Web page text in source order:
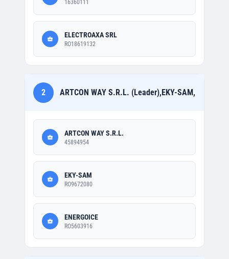
16360111
ELECTROAXA SRL
RO18619132
2 ARTCON WAY S.R.L. (Leader),EKY-SAM,
ARTCON WAY S.R.L.
45894954
EKY-SAM
RO9672080
ENERGOICE
RO5603916